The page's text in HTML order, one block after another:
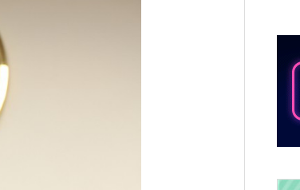
10월 보완수사권 폐지·공소청 출범…
한상협, 업계 개인정보 보안 새판 짠